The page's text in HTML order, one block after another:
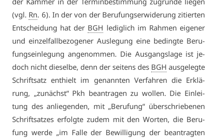
(vgl. Rn. 6). In der von der Be­ru­fungs­er­wi­de­rung zi­tier­ten
Ent­schei­dung hat der BGH le­dig­lich im Rah­men ei­ge­ner
und ein­zel­fall­be­zo­ge­ner Aus­le­gung ei­ne be­ding­te Be­ru­
fungs­ein­le­gung an­ge­nom­men. Die Aus­gangs­la­ge ist je­
doch nicht die­sel­be, denn der sei­tens des BGH aus­ge­leg­te
Schrift­satz ent­hielt im ge­nann­ten Ver­fah­ren die Er­klä­
rung, „zu­nächst“ Pkh be­an­tra­gen zu wol­len. Die Ein­lei­
tung des an­lie­gen­den, mit „Be­ru­fung“ über­schrie­be­nen
Schrift­sat­zes er­folg­te zu­dem mit den Wor­ten, die Be­ru­
fung wer­de „im Fal­le der Be­wil­li­gung der be­an­trag­ten